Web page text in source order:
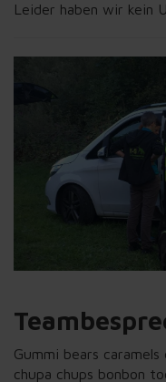
Leider haben wir kein
Gummi bears
chupa chups bonbon